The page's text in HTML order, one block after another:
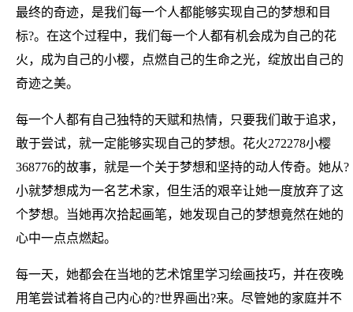
最终的奇迹，是我们每一个人都能够实现自己的梦想和目
标?。在这个过程中，我们每一个人都有机会成为自己的花
火，成为自己的小樱，点燃自己的生命之光，绽放出自己的
奇迹之美。
每一个人都有自己独特的天赋和热情，只要我们敢于追求，
敢于尝试，就一定能够实现自己的梦想。花火272278小樱
368776的故事，就是一个关于梦想和坚持的动人传奇。她从?
小就梦想成为一名艺术家，但生活的艰辛让她一度放弃了这
个梦想。当她再次拾起画笔，她发现自己的梦想竟然在她的
心中一点点燃起。
每一天，她都会在当地的艺术馆里学习绘画技巧，并在夜晚
用笔尝试着将自己内心的?世界画出?来。尽管她的家庭并不